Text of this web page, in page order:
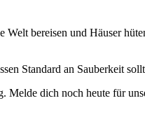
bereisen und Häuser
Standard an Sauberkeit
dich noch heute für